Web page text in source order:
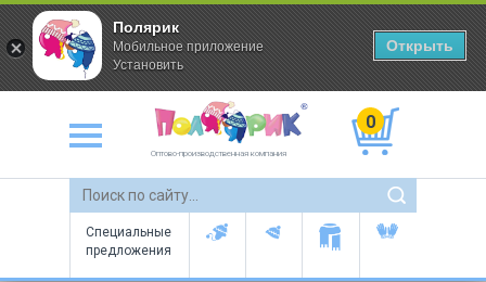
Оптово-производственная компания
0
Специальные
предложения
Полярик
Мобильное приложение
Установить
Открыть